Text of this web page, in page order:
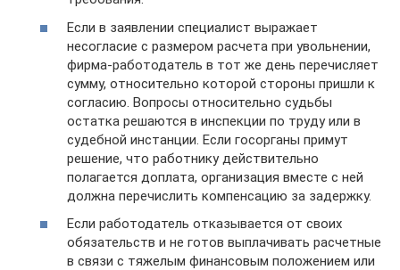
Если в заявлении специалист выражает
несогласие с размером расчета при увольнении,
фирма-работодатель в тот же день перечисляет
сумму, относительно которой стороны пришли к
согласию. Вопросы относительно судьбы
остатка решаются в инспекции по труду или в
судебной инстанции. Если госорганы примут
решение, что работнику действительно
полагается доплата, организация вместе с ней
должна перечислить компенсацию за задержку.
Если работодатель отказывается от своих
обязательств и не готов выплачивать расчетные
в связи с тяжелым финансовым положением или